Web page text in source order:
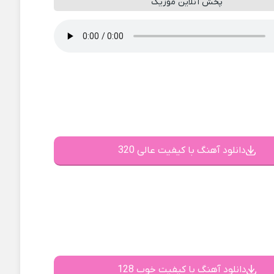
دانلود آهنگ با کیفیت عالی 320
دانلود آهنگ با کیفیت خوب 128